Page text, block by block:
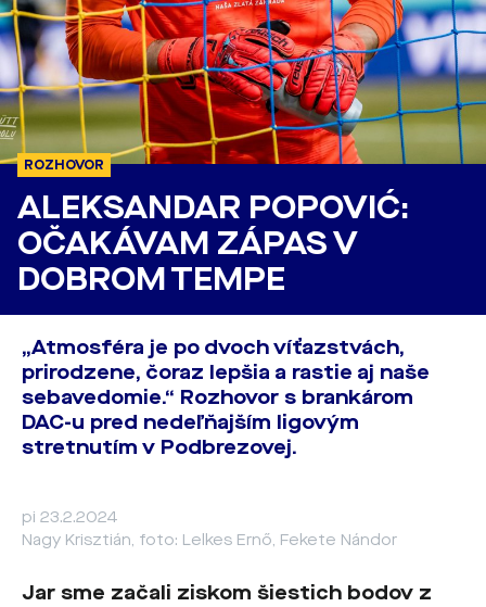
ROZHOVOR
ALEKSANDAR POPOVIĆ:
OČAKÁVAM ZÁPAS V
DOBROM TEMPE
„Atmosféra je po dvoch víťazstvách,
prirodzene, čoraz lepšia a rastie aj naše
sebavedomie.“ Rozhovor s brankárom
DAC-u pred nedeľňajším ligovým
stretnutím v Podbrezovej.
pi 23.2.2024
Nagy Krisztián, foto: Lelkes Ernő, Fekete Nándor
Jar sme začali ziskom šiestich bodov z